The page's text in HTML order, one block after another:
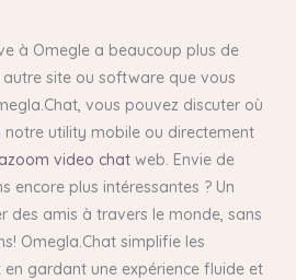
à Omegle a beaucoup plus de
site ou software que vous
vous pouvez discuter où
utility mobile ou directement
video chat web. Envie de
encore plus intéressantes ? Un
des amis à travers le monde, sans
Omegla.Chat simplifie les
en gardant une expérience fluide et